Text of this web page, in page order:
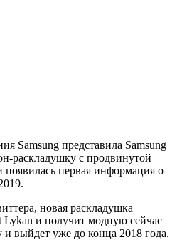
Samsung представила Samsung
раскладушку с продвинутой
первая информация о
новая раскладушка
Lykan и получит модную сейчас
выйдет уже до конца 2018 года.